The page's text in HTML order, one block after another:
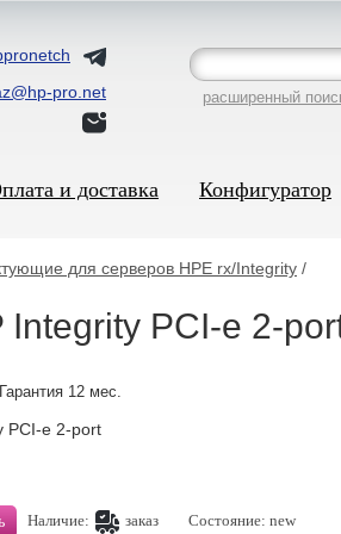
pro.net
расширенный
и доставка Конфигуратор
для серверов HPE rx/Integrity /
PCI-e 2-
Гарантия 12 мес.
PCI-e 2-port
Наличие: заказ Состояние: new